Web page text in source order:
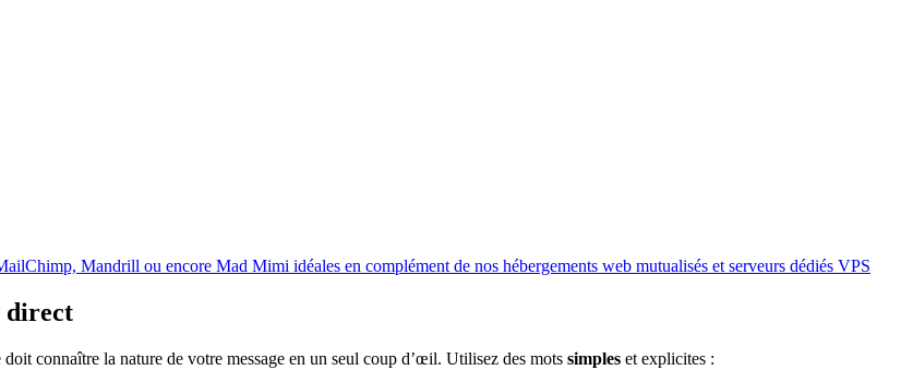
Mandrill ou encore Mad Mimi idéales en complément de nos hébergements web mutualisés et serveurs dédiés VPS
direct
doit connaître la nature de votre message en un seul coup d’œil. Utilisez des mots simples et explicites :